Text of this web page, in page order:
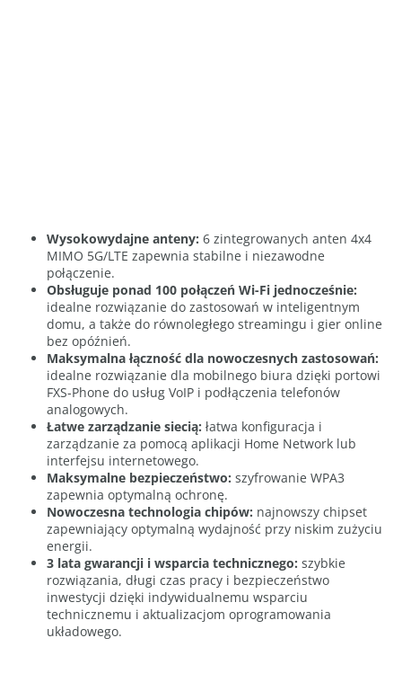
Wysokowydajne anteny: 6 zintegrowanych anten 4x4
MIMO 5G/LTE zapewnia stabilne i niezawodne
połączenie.
Obsługuje ponad 100 połączeń Wi-Fi jednocześnie:
idealne rozwiązanie do zastosowań w inteligentnym
domu, a także do równoległego streamingu i gier online
bez opóźnień.
Maksymalna łączność dla nowoczesnych zastosowań:
idealne rozwiązanie dla mobilnego biura dzięki portowi
FXS-Phone do usług VoIP i podłączenia telefonów
analogowych.
Łatwe zarządzanie siecią: łatwa konfiguracja i
zarządzanie za pomocą aplikacji Home Network lub
interfejsu internetowego.
Maksymalne bezpieczeństwo: szyfrowanie WPA3
zapewnia optymalną ochronę.
Nowoczesna technologia chipów: najnowszy chipset
zapewniający optymalną wydajność przy niskim zużyciu
energii.
3 lata gwarancji i wsparcia technicznego: szybkie
rozwiązania, długi czas pracy i bezpieczeństwo
inwestycji dzięki indywidualnemu wsparciu
technicznemu i aktualizacjom oprogramowania
układowego.